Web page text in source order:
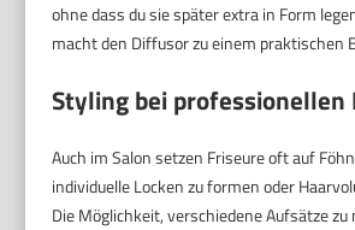
ohne dass du sie später extra in Form
macht den Diffusor zu einem praktischen
Styling bei professionellen
Auch im Salon setzen Friseure oft auf
individuelle Locken zu formen oder
Die Möglichkeit, verschiedene Aufsätze zu